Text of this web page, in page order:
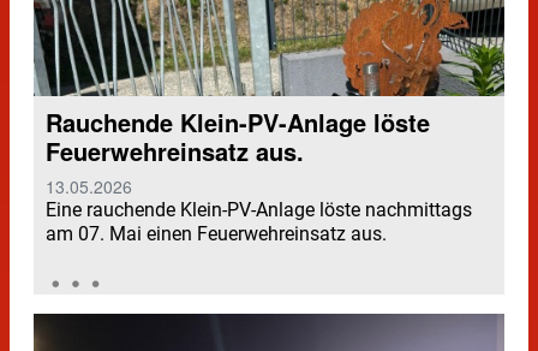
Rauchende Klein-PV-Anlage löste
Feuerwehreinsatz aus.
13.05.2026
Eine rauchende Klein-PV-Anlage löste nachmittags
am 07. Mai einen Feuerwehreinsatz aus.